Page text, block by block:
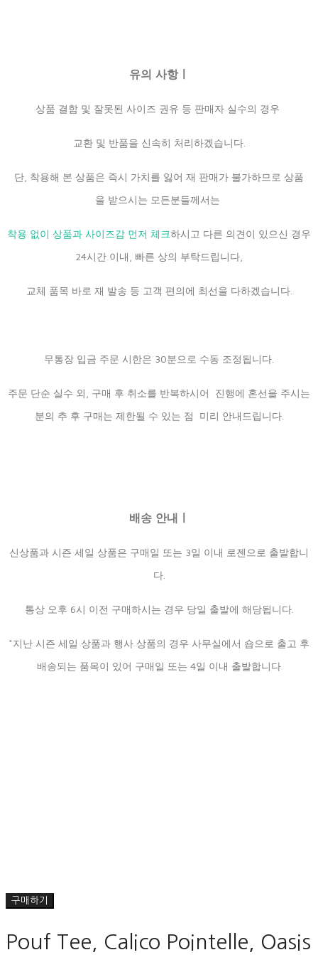
유의 사항ㅣ
상품 결함 및 잘못된 사이즈 권유 등 판매자 실수의 경우
교환 및 반품을 신속히 처리하겠습니다.
단, 착용해 본 상품은 즉시 가치를 잃어 재 판매가 불가하므로 상품
을 받으시는 모든분들께서는
착용 없이 상품과 사이즈감 먼저 체크하시고 다른 의견이 있으신 경우
24시간 이내, 빠른 상의 부탁드립니다,
교체 품목 바로 재 발송 등 고객 편의에 최선을 다하겠습니다.
무통장 입금 주문 시한은 30분으로 수동 조정됩니다.
주문 단순 실수 외, 구매 후 취소를 반복하시어 진행에 혼선을 주시는
분의 추 후 구매는 제한될 수 있는 점 미리 안내드립니다.
배송 안내ㅣ
신상품과 시즌 세일 상품은 구매일 또는 3일 이내 로젠으로 출발합니
다.
통상 오후 6시 이전 구매하시는 경우 당일 출발에 해당됩니다.
*지난 시즌 세일 상품과 행사 상품의 경우 사무실에서 숍으로 출고 후
배송되는 품목이 있어 구매일 또는 4일 이내 출발합니다
구매하기
Pouf Tee, Calico Pointelle, Oasis